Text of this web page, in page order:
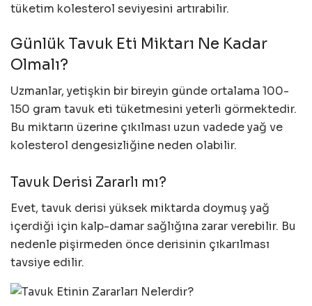
tüketim kolesterol seviyesini artırabilir.
Günlük Tavuk Eti Miktarı Ne Kadar
Olmalı?
Uzmanlar, yetişkin bir bireyin günde ortalama 100-
150 gram tavuk eti tüketmesini yeterli görmektedir.
Bu miktarın üzerine çıkılması uzun vadede yağ ve
kolesterol dengesizliğine neden olabilir.
Tavuk Derisi Zararlı mı?
Evet, tavuk derisi yüksek miktarda doymuş yağ
içerdiği için kalp-damar sağlığına zarar verebilir. Bu
nedenle pişirmeden önce derisinin çıkarılması
tavsiye edilir.